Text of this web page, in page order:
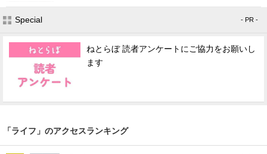
Special - PR -
ねとらぼ 読者アンケートにご協力をお願いし
ます
「ライフ」のアクセスランキング